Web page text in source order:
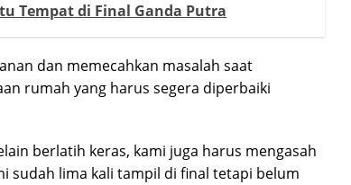
Tempat di Final Ganda Putra
dan memecahkan masalah saat
rumah yang harus segera diperbaiki
berlatih keras, kami juga harus mengasah
sudah lima kali tampil di final tetapi belum